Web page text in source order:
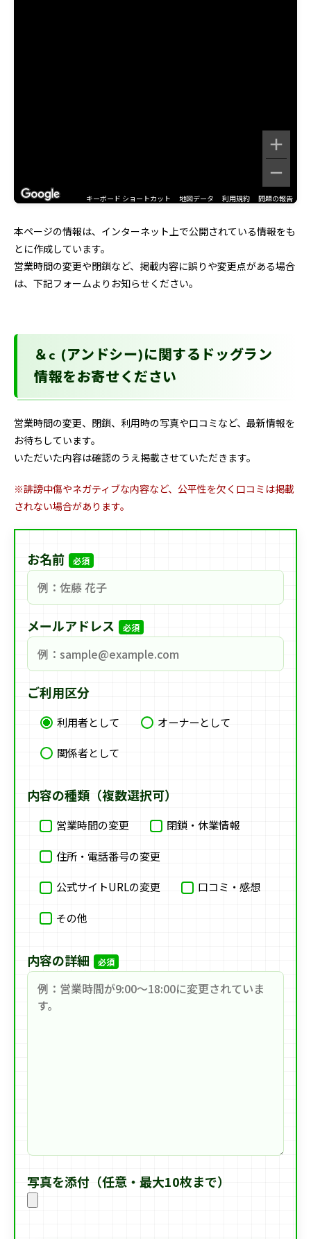
キーボード ショートカット 地図データ 利用規約 問題の報告
本ページの情報は、インターネット上で公開されている情報をも
とに作成しています。
営業時間の変更や閉鎖など、掲載内容に誤りや変更点がある場合
は、下記フォームよりお知らせください。
＆c (アンドシー)に関するドッグラン
情報をお寄せください
営業時間の変更、閉鎖、利用時の写真や口コミなど、最新情報を
お待ちしています。
いただいた内容は確認のうえ掲載させていただきます。
※誹謗中傷やネガティブな内容など、公平性を欠く口コミは掲載
されない場合があります。
お名前 必須
メールアドレス 必須
ご利用区分
利用者として
オーナーとして
関係者として
内容の種類（複数選択可）
営業時間の変更 閉鎖・休業情報
住所・電話番号の変更
公式サイトURLの変更 口コミ・感想
その他
内容の詳細 必須
写真を添付（任意・最大10枚まで）